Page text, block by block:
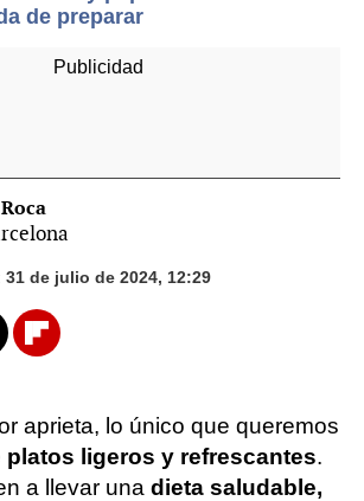
de preparar
31 de julio de 2024, 12:29
Flipboard
aprieta, lo único que queremos
platos ligeros y refrescantes.
a llevar una dieta saludable,